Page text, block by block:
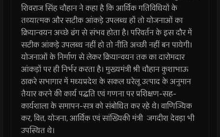
शिवराज सिंह चौहान ने कहा है कि आर्थिक गतिविधियों के
तथ्यात्मक और सटीक आंकड़े उपलब्ध हों तो योजनाओं का
क्रियान्वयन अच्छे ढंग से संभव होता है। परिवर्तन के इस दौर में
सटीक आंकड़े उपलब्ध नहीं हो तो नीति अच्छी नहीं बन पायेगी।
योजनाओं के निर्माण से लेकर क्रियान्वयन तक का दारोमदार
आंकड़ों पर ही निर्भर करता है। मुख्यमंत्री श्री चौहान कुशाभाऊ
ठाकरे सभागार में मध्यप्रदेश के सकल घरेलू उत्पाद के अनुमान
तैयार करने की कार्य पद्धति एवं गणना पर प्रशिक्षण-सह-
कार्यशाला के समापन-सत्र को संबोधित कर रहे थे। वाणिज्यिक
कर, वित्त, योजना, आर्थिक एवं सांख्यिकी मंत्री जगदीश देवड़ा भी
उपस्थित थे।